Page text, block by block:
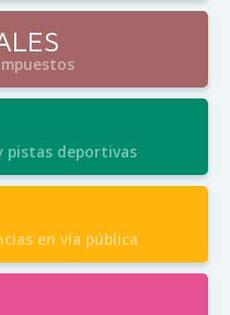
pistas deportivas
en vía pública